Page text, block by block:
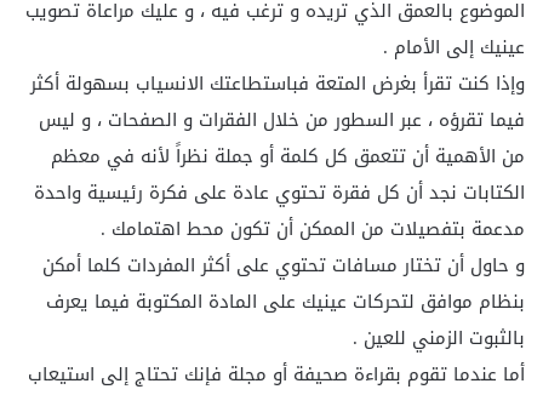
الموضوع بالعمق الذي تريده و ترغب فيه ، و عليك مراعاة تصويب
عينيك إلى الأمام .
وإذا كنت تقرأ بغرض المتعة فباستطاعتك الانسياب بسهولة أكثر
فيما تقرؤه ، عبر السطور من خلال الفقرات و الصفحات ، و ليس
من الأهمية أن تتعمق كل كلمة أو جملة نظراً لأنه في معظم
الكتابات نجد أن كل فقرة تحتوي عادة على فكرة رئيسية واحدة
مدعمة بتفصيلات من الممكن أن تكون محط اهتمامك .
و حاول أن تختار مسافات تحتوي على أكثر المفردات كلما أمكن
بنظام موافق لتحركات عينيك على المادة المكتوبة فيما يعرف
بالثبوت الزمني للعين .
أما عندما تقوم بقراءة صحيفة أو مجلة فإنك تحتاج إلى استيعاب